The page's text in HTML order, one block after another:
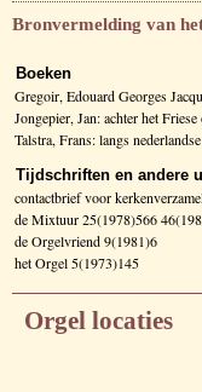
Bronvermelding van
Boeken
Gregoir, Edouard Georges
Jongepier, Jan: achter het
Talstra, Frans: langs
Tijdschriften en andere
contactbrief voor
de Mixtuur 25(1978)566
de Orgelvriend 9(1981)6
het Orgel 5(1973)145
Orgel locaties